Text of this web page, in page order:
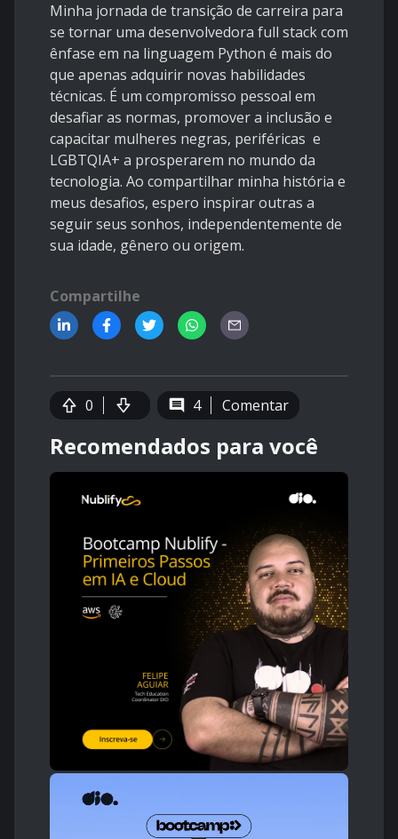
Minha jornada de transição de carreira para
se tornar uma desenvolvedora full stack com
ênfase em na linguagem Python é mais do
que apenas adquirir novas habilidades
técnicas. É um compromisso pessoal em
desafiar as normas, promover a inclusão e
capacitar mulheres negras, periféricas e
LGBTQIA+ a prosperarem no mundo da
tecnologia. Ao compartilhar minha história e
meus desafios, espero inspirar outras a
seguir seus sonhos, independentemente de
sua idade, gênero ou origem.
Compartilhe
0 4 Comentar
Recomendados para você